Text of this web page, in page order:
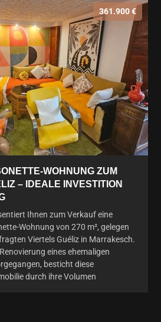
361.900 €
WOHNUNG ZUM
– IDEALE INVESTITION
Ihnen zum Verkauf eine
Wohnung von 270 m², gelegen
Viertels Guéliz in Marrakesch.
eines ehemaligen
besticht diese
durch ihre Volumen